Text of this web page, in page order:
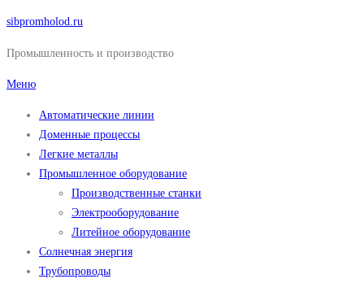
Перейти
содержимому
sibpromholod.ru
Промышленность и производство
Меню
Автоматические линии
Доменные процессы
Легкие металлы
Промышленное оборудование
Производственные станки
Электрооборудование
Литейное оборудование
Солнечная энергия
Трубопроводы